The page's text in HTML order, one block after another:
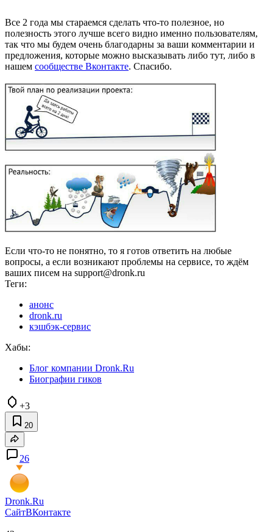
Все 2 года мы стараемся сделать что-то полезное, но
полезность этого лучше всего видно именно пользователям,
так что мы будем очень благодарны за ваши комментарии и
предложения, которые можно высказывать либо тут, либо в
нашем сообществе Вконтакте. Спасибо.
Если что-то не понятно, то я готов ответить на любые
вопросы, а если возникают проблемы на сервисе, то ждём
ваших писем на support@dronk.ru
Теги:
анонс
dronk.ru
кэшбэк-сервис
Хабы:
Блог компании Dronk.Ru
Биографии гиков
+3
20
26
Dronk.Ru
СайтВКонтакте